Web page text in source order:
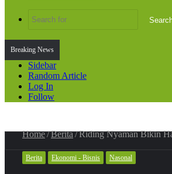
Breaking News
Sidebar
Random Article
Log In
Follow
Home/Berita/Riding Nyaman Bikin
Berita Ekonomi - Bisnis Nasonal